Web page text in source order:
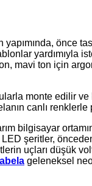
önce
yardımıyla
mavi ton için
monte edilir
canlı renklerle
bilgisayar
şeritler,
uçları düşük
geleneksel